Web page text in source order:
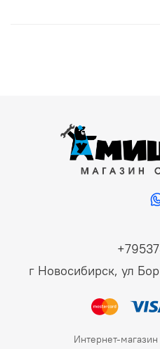
г Новосибирск, ул
Интернет-